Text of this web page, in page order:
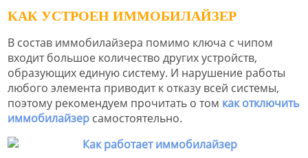
КАК УСТРОЕН ИММОБИЛАЙЗЕР
В состав иммобилайзера помимо ключа с чипом
входит большое количество других устройств,
образующих единую систему. И нарушение работы
любого элемента приводит к отказу всей системы,
поэтому рекомендуем прочитать о том как отключить
иммобилайзер самостоятельно.